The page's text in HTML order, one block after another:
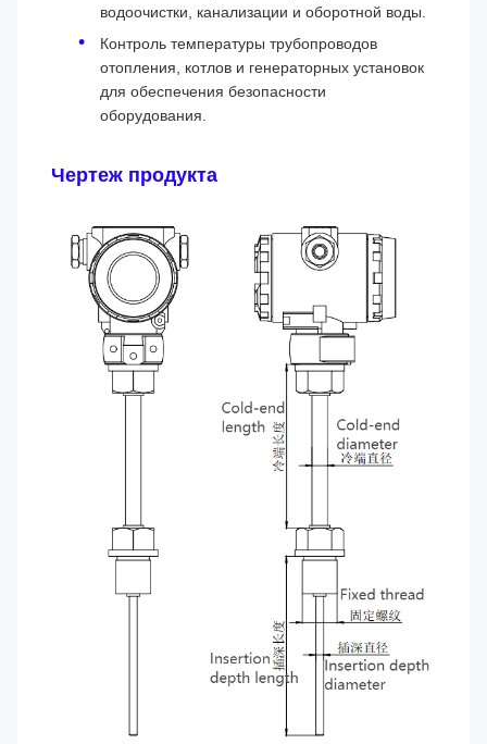
водоочистки, канализации и оборотной воды.
Контроль температуры трубопроводов
отопления, котлов и генераторных установок
для обеспечения безопасности
оборудования.
Чертеж продукта